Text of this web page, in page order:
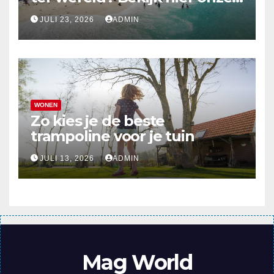
top 10
JULI 23, 2026 ADMIN
WONEN
Zo kies je de beste
trampoline voor je tuin
JULI 13, 2026 ADMIN
Mag World